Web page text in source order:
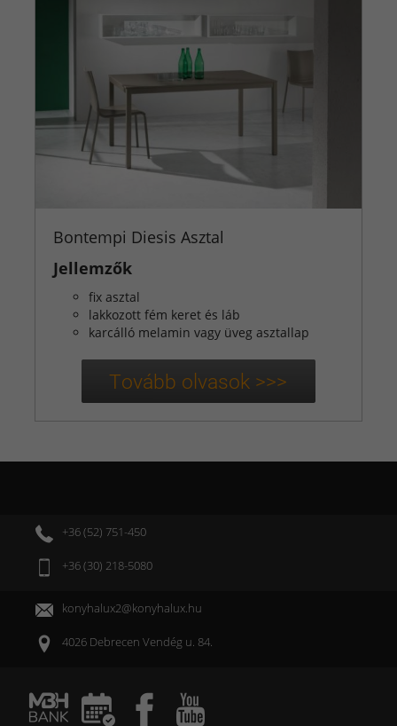
Bontempi Diesis Asztal
Jellemzők
fix asztal
lakkozott fém keret és láb
karcálló melamin vagy üveg asztallap
+36 (52) 751-450
+36 (30) 218-5080
konyhalux2@konyhalux.hu
4026 Debrecen Vendég u. 84.